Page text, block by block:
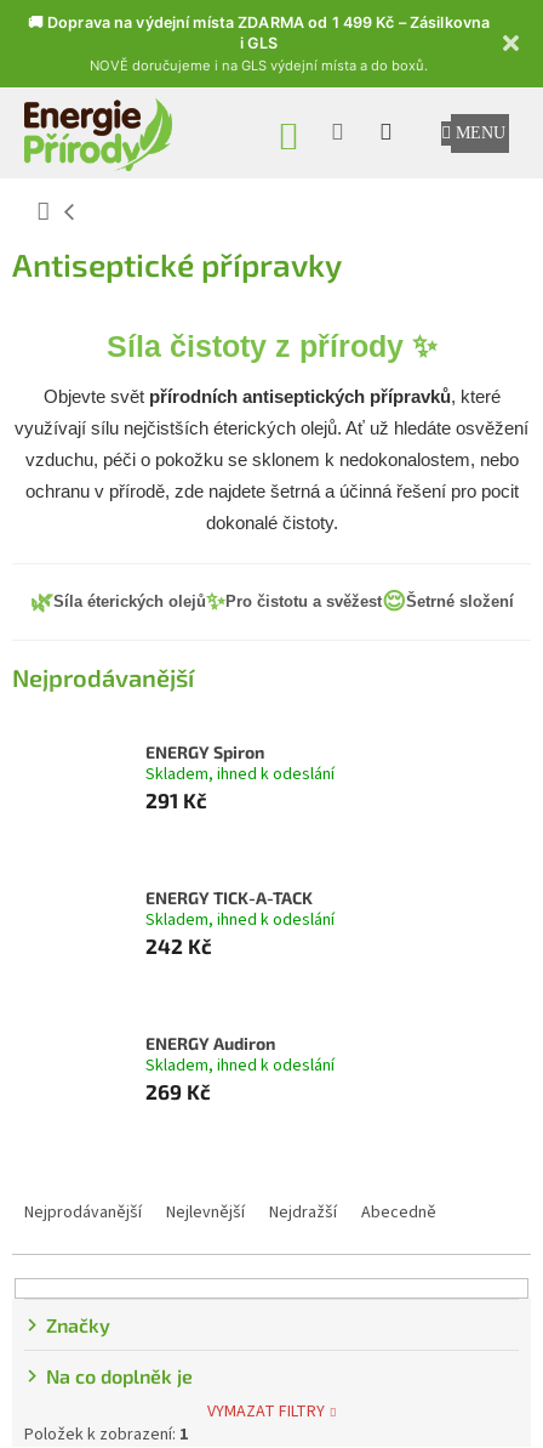
🚚 Doprava na výdejní místa ZDARMA od 1 499 Kč – Zásilkovna
i GLS
NOVĚ doručujeme i na GLS výdejní místa a do boxů.
Přejít na obsah
NÁKUPNÍ KOŠÍK
Domů
Antiseptické přípravky
Síla čistoty z přírody ✨
Objevte svět přírodních antiseptických přípravků, které
využívají sílu nejčistších éterických olejů. Ať už hledáte osvěžení
vzduchu, péči o pokožku se sklonem k nedokonalostem, nebo
ochranu v přírodě, zde najdete šetrná a účinná řešení pro pocit
dokonalé čistoty.
🌿Síla éterických olejů✨Pro čistotu a svěžest😌Šetrné složení
Nejprodávanější
ENERGY Spiron
Skladem, ihned k odeslání
291 Kč
ENERGY TICK-A-TACK
Skladem, ihned k odeslání
242 Kč
ENERGY Audiron
Skladem, ihned k odeslání
269 Kč
Nejprodávanější Nejlevnější Nejdražší Abecedně
Značky
Na co doplněk je
VYMAZAT FILTRY
Položek k zobrazení: 1